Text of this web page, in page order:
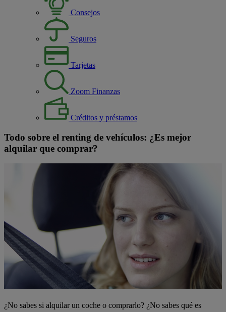
Consejos
Seguros
Tarjetas
Zoom Finanzas
Créditos y préstamos
Todo sobre el renting de vehículos: ¿Es mejor
alquilar que comprar?
¿No sabes si alquilar un coche o comprarlo? ¿No sabes qué es